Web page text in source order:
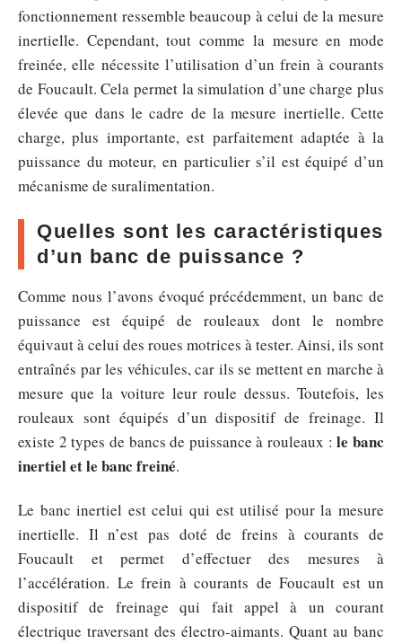
fonctionnement ressemble beaucoup à celui de la mesure
inertielle. Cependant, tout comme la mesure en mode
freinée, elle nécessite l’utilisation d’un frein à courants
de Foucault. Cela permet la simulation d’une charge plus
élevée que dans le cadre de la mesure inertielle. Cette
charge, plus importante, est parfaitement adaptée à la
puissance du moteur, en particulier s’il est équipé d’un
mécanisme de suralimentation.
Quelles sont les caractéristiques
d’un banc de puissance ?
Comme nous l’avons évoqué précédemment, un banc de
puissance est équipé de rouleaux dont le nombre
équivaut à celui des roues motrices à tester. Ainsi, ils sont
entraînés par les véhicules, car ils se mettent en marche à
mesure que la voiture leur roule dessus. Toutefois, les
rouleaux sont équipés d’un dispositif de freinage. Il
existe 2 types de bancs de puissance à rouleaux :le banc
inertiel et le banc freiné.
Le banc inertiel est celui qui est utilisé pour la mesure
inertielle. Il n’est pas doté de freins à courants de
Foucault et permet d’effectuer des mesures à
l’accélération. Le frein à courants de Foucault est un
dispositif de freinage qui fait appel à un courant
électrique traversant des électro-aimants. Quant au banc